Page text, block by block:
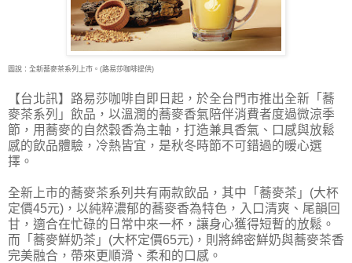
圖說：全新蕎麥茶系列上市。(路易莎咖啡提供)
【台北訊】路易莎咖啡自即日起，於全台門市推出全新「蕎
麥茶系列」飲品，以溫潤的蕎麥香氣陪伴消費者度過微涼季
節，用蕎麥的自然穀香為主軸，打造兼具香氣、口感與放鬆
感的飲品體驗，冷熱皆宜，是秋冬時節不可錯過的暖心選
擇。
全新上市的蕎麥茶系列共有兩款飲品，其中「蕎麥茶」(大杯
定價45元)，以純粹濃郁的蕎麥香為特色，入口清爽、尾韻回
甘，適合在忙碌的日常中來一杯，讓身心獲得短暫的放鬆。
而「蕎麥鮮奶茶」(大杯定價65元)，則將綿密鮮奶與蕎麥茶香
完美融合，帶來更順滑、柔和的口感。